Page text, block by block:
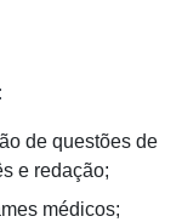
de questões de
e redação;
médicos;